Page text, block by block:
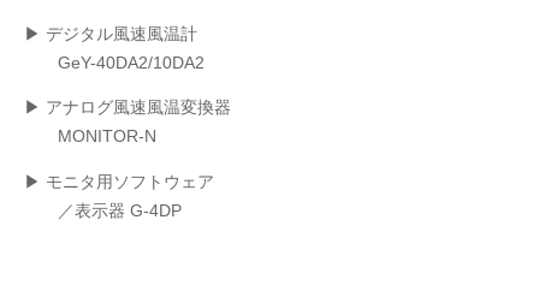
▶ デジタル風速風温計
GeY-40DA2/10DA2
▶ アナログ風速風温変換器
MONITOR-N
▶ モニタ用ソフトウェア
／表示器 G-4DP